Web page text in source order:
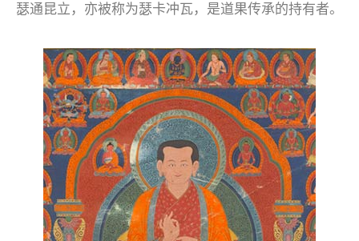
瑟通昆立，亦被称为瑟卡冲瓦，是道果传承的持有者。